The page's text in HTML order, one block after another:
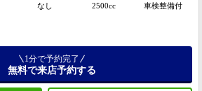
なし
2500cc
車検整備付
1分で予約完了
無料で来店予約する